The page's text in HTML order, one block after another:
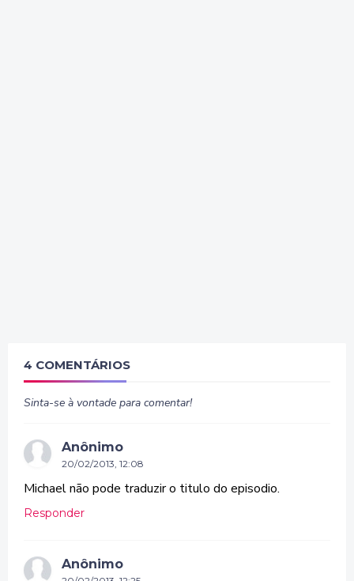
4 COMENTÁRIOS
Sinta-se à vontade para comentar!
Anônimo
20/02/2013, 12:08
Michael não pode traduzir o titulo do episodio.
Responder
Anônimo